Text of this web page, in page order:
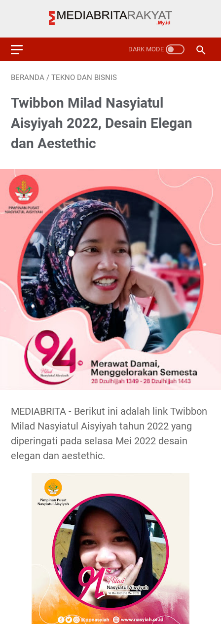
BERANDA / TEKNO DAN BISNIS
Twibbon Milad Nasyiatul
Aisyiyah 2022, Desain Elegan
dan Aestethic
MEDIABRITA - Berikut ini adalah link Twibbon
Milad Nasyiatul Aisyiyah tahun 2022 yang
diperingati pada selasa Mei 2022 desain
elegan dan aestethic.